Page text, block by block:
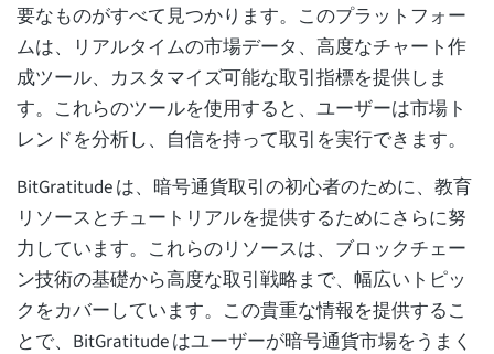
要なものがすべて見つかります。このプラットフォー
ムは、リアルタイムの市場データ、高度なチャート作
成ツール、カスタマイズ可能な取引指標を提供しま
す。これらのツールを使用すると、ユーザーは市場ト
レンドを分析し、自信を持って取引を実行できます。
BitGratitude は、暗号通貨取引の初心者のために、教育
リソースとチュートリアルを提供するためにさらに努
力しています。これらのリソースは、ブロックチェー
ン技術の基礎から高度な取引戦略まで、幅広いトピッ
クをカバーしています。この貴重な情報を提供するこ
とで、BitGratitude はユーザーが暗号通貨市場をうまく